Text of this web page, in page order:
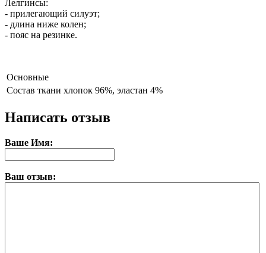
Лелгинсы:
- прилегающий силуэт;
- длина ниже колен;
- пояс на резинке.
Основные
Состав ткани хлопок 96%, эластан 4%
Написать отзыв
Ваше Имя:
Ваш отзыв: